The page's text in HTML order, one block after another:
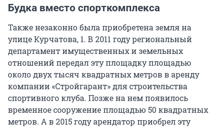
Будка вместо спорткомплекса
Также незаконно была приобретена земля на
улице Курчатова, 1. В 2011 году региональный
департамент имущественных и земельных
отношений передал эту площадку площадью
около двух тысяч квадратных метров в аренду
компании «Стройгарант» для строительства
спортивного клуба. Позже на нем появилось
временное сооружение площадью 50 квадратных
метров. А в 2015 году арендатор приобрел эту